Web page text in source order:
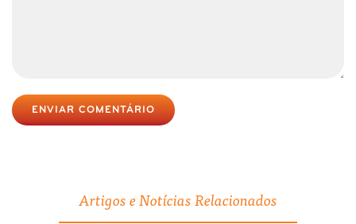
ENVIAR COMENTÁRIO
Artigos e Notícias Relacionados